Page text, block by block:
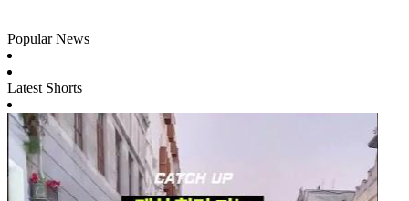
Popular News
Latest Shorts